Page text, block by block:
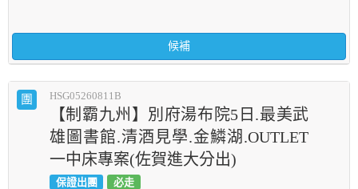
候補
團 HSG05260811B
【制霸九州】別府湯布院5日.最美武
雄圖書館.清酒見學.金鱗湖.OUTLET
一中床專案(佐賀進大分出)
保證出團 必走